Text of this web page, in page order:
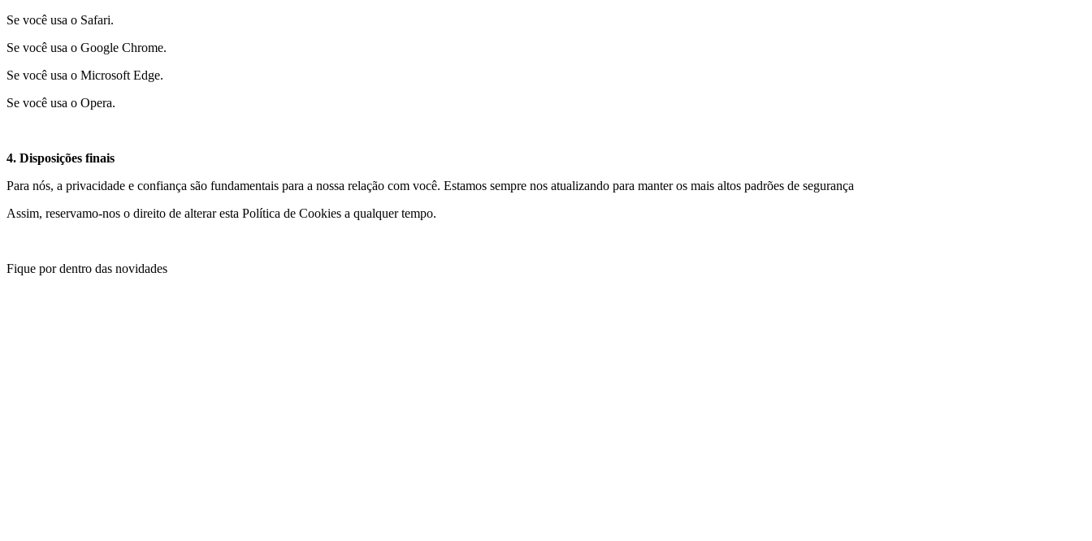
Se você usa o Safari.
Se você usa o Google Chrome.
Se você usa o Microsoft Edge.
Se você usa o Opera.
4. Disposições finais
Para nós, a privacidade e confiança são fundamentais para a nossa relação com você. Estamos sempre nos atualizando para manter os mais altos padrões de segurança
Assim, reservamo-nos o direito de alterar esta Política de Cookies a qualquer tempo.
Fique por dentro das novidades